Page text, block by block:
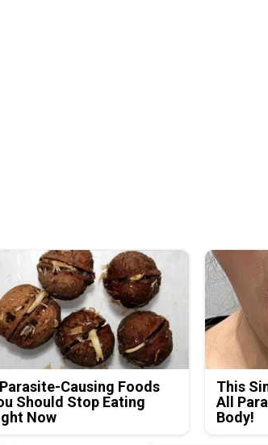
Causing Foods
Should Stop Eating
Now
This
All
Body!